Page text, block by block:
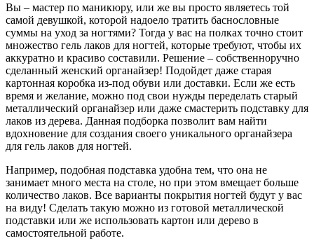
Вы – мастер по маникюру, или же вы просто являетесь той
самой девушкой, которой надоело тратить баснословные
суммы на уход за ногтями? Тогда у вас на полках точно стоит
множество гель лаков для ногтей, которые требуют, чтобы их
аккуратно и красиво составили. Решение – собственноручно
сделанный женский органайзер! Подойдет даже старая
картонная коробка из-под обуви или доставки. Если же есть
время и желание, можно под свои нужды переделать старый
металлический органайзер или даже смастерить подставку для
лаков из дерева. Данная подборка позволит вам найти
вдохновение для создания своего уникального органайзера
для гель лаков для ногтей.
Например, подобная подставка удобна тем, что она не
занимает много места на столе, но при этом вмещает больше
количество лаков. Все варианты покрытия ногтей будут у вас
на виду! Сделать такую можно из готовой металлической
подставки или же использовать картон или дерево в
самостоятельной работе.